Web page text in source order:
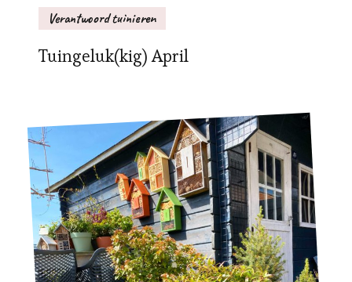
Verantwoord tuinieren
Tuingeluk(kig) April